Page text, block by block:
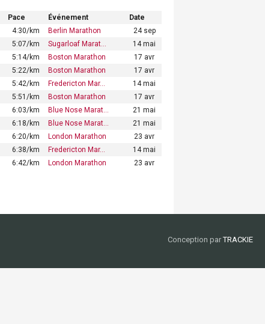
Pace Événement
Date
4:30/km Berlin Marathon
24 sep
5:07/km Sugarloaf Marat…
14 mai
5:14/km Boston Marathon
17 avr
5:22/km Boston Marathon
17 avr
5:42/km Fredericton Mar…
14 mai
5:51/km Boston Marathon
17 avr
6:03/km Blue Nose Marat…
21 mai
6:18/km Blue Nose Marat…
21 mai
6:20/km London Marathon
23 avr
6:38/km Fredericton Mar…
14 mai
6:42/km London Marathon 23 avr
Conception parTRACKIE